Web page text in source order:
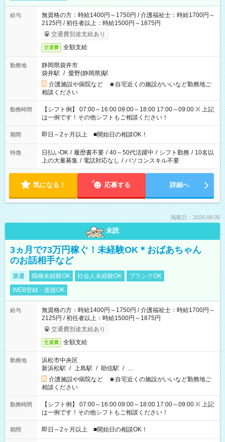
給与
無資格の方：時給1400円～1750円 / 介護福祉士：時給1700円～
2125円 / 初任者以上：時給1500円～1875円
交通費別途支給あり
交通費 全額支給
勤務地
静岡県袋井市
袋井駅 / 愛野(静岡県)駅
介護施設や病院など ★自宅近くの施設がいいなど勤務地ご
相談ください
勤務時間
【シフト例】 07:00～16:00 09:00～18:00 17:00～09:00 ※ 上記
は一例です！その他シフトもご相談ください！
期間 即日～2ヶ月以上 ■開始日の相談OK！
特徴 日払いOK / 履歴書不要 / 40～50代活躍中 / シフト勤務 / 10名以
上の大量募集 / 電話対応なし / パソコンスキル不要
気になる！ 応募する 詳細へ
掲載日：2026.08.05
未読
3ヵ月で73万円稼ぐ！未経験OK＊おばあちゃん
のお話相手など
派遣 職種未経験OK 社会人未経験OK
ブランクOK
WEB登録・面接OK
給与
無資格の方：時給1400円～1750円 / 介護福祉士：時給1700円～
2125円 / 初任者以上：時給1500円～1875円
交通費別途支給あり
交通費 全額支給
勤務地
浜松市中央区
新浜松駅 / 上島駅 / 助信駅 / …
介護施設や病院など ★自宅近くの施設がいいなど勤務地ご
相談ください
勤務時間
【シフト例】 07:00～16:00 09:00～18:00 17:00～09:00 ※ 上記
は一例です！その他シフトもご相談ください！
期間 即日～2ヶ月以上 ■開始日の相談OK！